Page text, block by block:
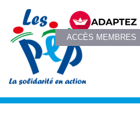
ACCÈS MEMBRES